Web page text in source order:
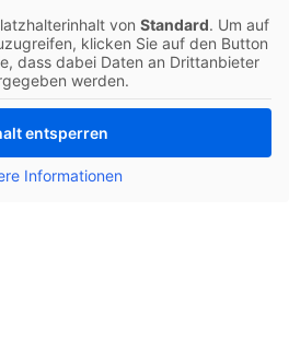
von Stan­dard. Um auf
kli­cken Sie auf den Button
dass dabei Daten an Dritt­an­bie­ter
werden.
ent­sper­ren
Infor­ma­tio­nen